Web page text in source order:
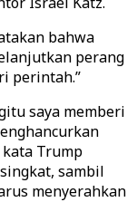
bahwa
perang
perintah.”
saya memberi
kata Trump
sambil
menyerahkan